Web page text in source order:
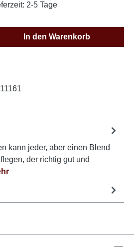
2-5 Tage
Gib den gewünschten
In den Warenkorb
kann jeder, aber einen Blend
der richtig gut und